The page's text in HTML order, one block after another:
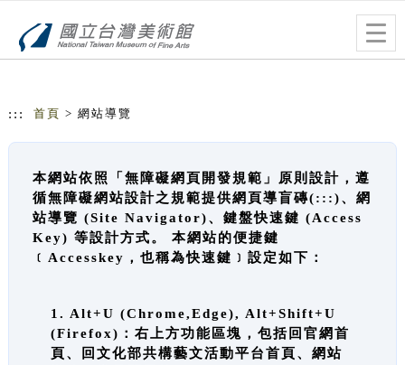
::: 首頁 > 網站導覽
本網站依照「無障礙網頁開發規範」原則設計，遵
循無障礙網站設計之規範提供網頁導盲磚(:::)、網
站導覽 (Site Navigator)、鍵盤快速鍵 (Access
Key) 等設計方式。 本網站的便捷鍵
﹝Accesskey，也稱為快速鍵﹞設定如下：
1. Alt+U (Chrome,Edge), Alt+Shift+U
(Firefox)：右上方功能區塊，包括回官網首
頁、回文化部共構藝文活動平台首頁、網站